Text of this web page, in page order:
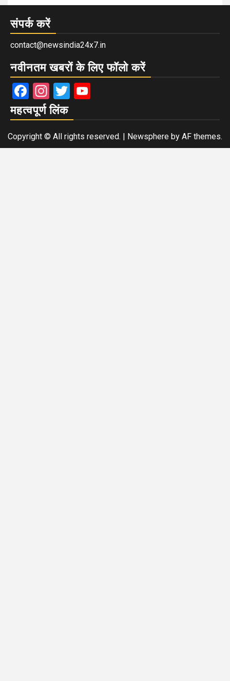
संपर्क करें
contact@newsindia24x7.in
नवीनतम खबरों के लिए फॉलो करें
Facebook
Instagram
Twitter
महत्वपूर्ण लिंक
Copyright © All rights reserved. | Newsphere by AF themes.